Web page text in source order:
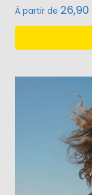
À partir de 26,90